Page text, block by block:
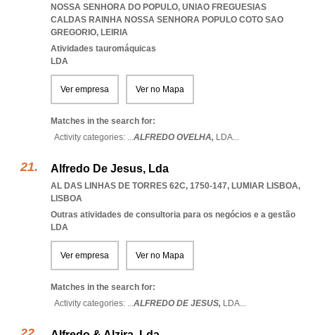
NOSSA SENHORA DO POPULO, UNIAO FREGUESIAS
CALDAS RAINHA NOSSA SENHORA POPULO COTO SAO
GREGORIO, LEIRIA
Atividades tauromáquicas
LDA
Ver empresa Ver no Mapa
Matches in the search for:
Activity categories: ...ALFREDO OVELHA, LDA...
Alfredo De Jesus, Lda
AL DAS LINHAS DE TORRES 62C, 1750-147, LUMIAR LISBOA,
LISBOA
Outras atividades de consultoria para os negócios e a gestão
LDA
Ver empresa Ver no Mapa
Matches in the search for:
Activity categories: ...ALFREDO DE JESUS, LDA...